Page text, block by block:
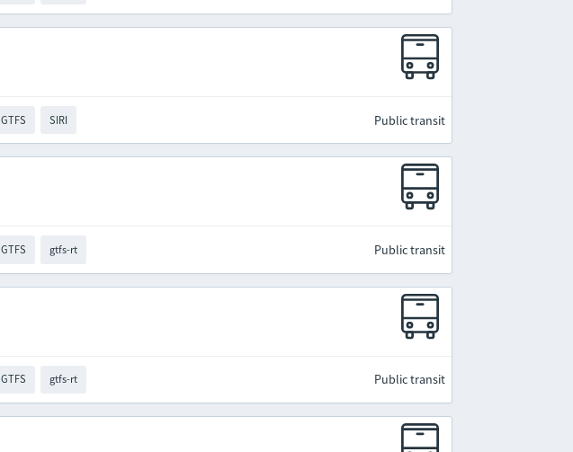
GTFS SIRI Public transit
GTFS gtfs-rt Public transit
GTFS gtfs-rt Public transit